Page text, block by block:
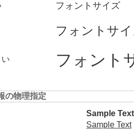
フォントサイズ
フォントサ
フォント
の物理指定
Sample Text
Sample Text